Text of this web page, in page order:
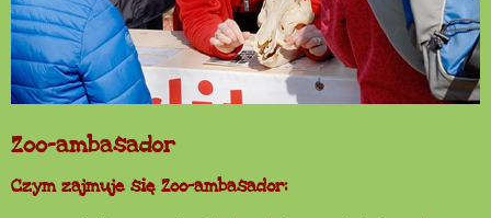
Zoo-ambasador
Czym zajmuje się Zoo-ambasador: